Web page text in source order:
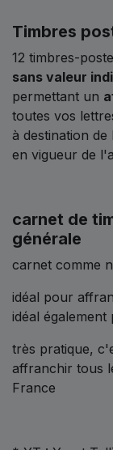
Timbres
12 timbres-
sans valeur
permettant un
toutes vos
à destination
en vigueur de
carnet de
générale
carnet comme
idéal pour
idéal
très pratique,
affranchir tous
France